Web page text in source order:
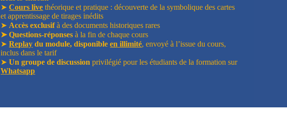
➤Cours live théorique et pratique : découverte de la symbolique des cartes
et apprentissage de tirages inédits
➤ Accès exclusifà des documents historiques rares
➤ Questions-réponses à la fin de chaque cours
➤Replay du module, disponibleen illimité, envoyé à l’issue du cours,
inclus dans le tarif
➤Un groupe de discussion privilégié pour les étudiants de la formation sur
Whatsapp